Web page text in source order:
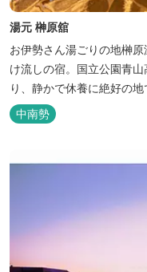
湯元 榊原舘
お伊勢さん湯ごりの地榊
け流しの宿。国立公園青
り、静かで休養に絶好の
楽しめます。お料理にも温
テーマとしたふるさと会席
中南勢